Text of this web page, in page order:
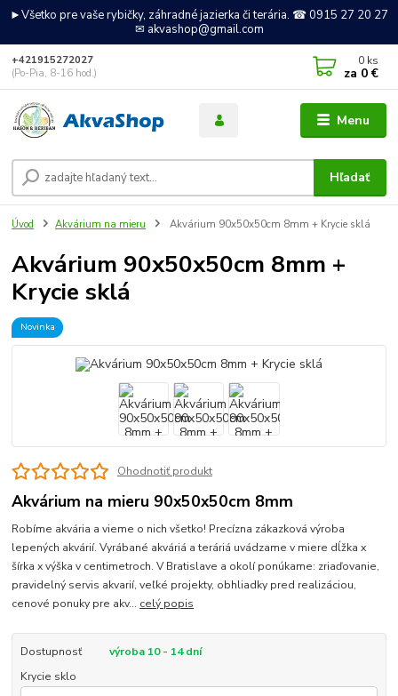
►Všetko pre vaše rybičky, záhradné jazierka či terária. ☎ 0915 27 20 27
✉ akvashop@gmail.com
Menu
Hľadať
+421915272027
(Po-Pia, 8-16 hod.)
0 ks
za 0 €
Úvod Akvárium na mieru Akvárium 90x50x50cm 8mm + Krycie sklá
Akvárium 90x50x50cm 8mm +
Krycie sklá
Novinka
Ohodnotiť produkt
Akvárium na mieru 90x50x50cm 8mm
Robíme akvária a vieme o nich všetko! Precízna zákazková výroba
lepených akvárií. Vyrábané akváriá a teráriá uvádzame v miere dĺžka x
šírka x výška v centimetroch. V Bratislave a okolí ponúkame: zriaďovanie,
pravidelný servis akvarií, veľké projekty, obhliadky pred realizáciou,
cenové ponuky pre akv... celý popis
Dostupnosť
výroba 10 - 14 dní
Krycie sklo